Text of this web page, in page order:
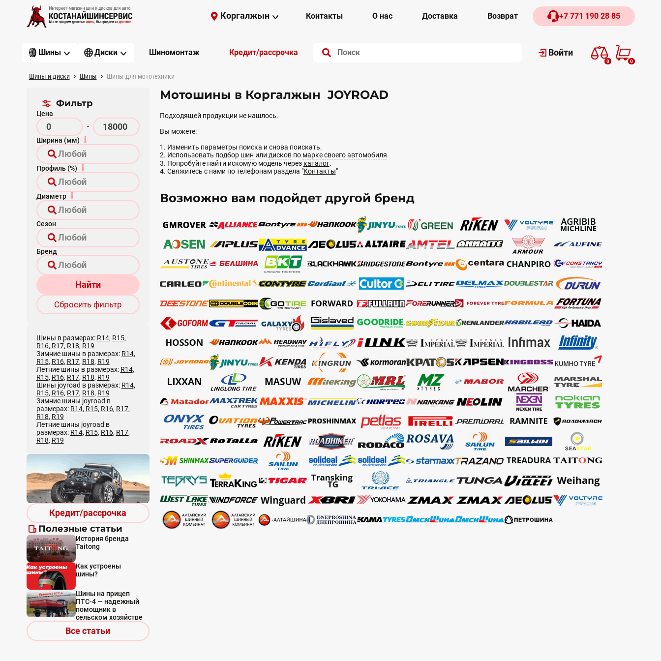
Коргалжын Контакты О нас Доставка Возврат +7 771 190 28 85
Шины Диски Шиномонтаж Кредит/рассрочка Войти
0 0
Шины и диски Шины Шины для мототехники
Фильтр
Цена
-
Ширина (мм)
Профиль (%)
Диаметр
Сезон
Бренд
Найти
Сбросить фильтр
Шины в размерах: R14, R15,
R16, R17, R18, R19
Зимние шины в размерах: R14,
R15, R16, R17, R18, R19
Летние шины в размерах: R14,
R15, R16, R17, R18, R19
Шины joyroad в размерах: R14,
R15, R16, R17, R18, R19
Зимние шины joyroad в
размерах: R14, R15, R16, R17,
R18, R19
Летние шины joyroad в
размерах: R14, R15, R16, R17,
R18, R19
Кредит/рассрочка
Полезные статьи
История бренда
Taitong
Как устроены
шины?
Шины на прицеп
ПТС-4 — надежный
помощник в
сельском хозяйстве
Все статьи
Мотошины в Коргалжын JOYROAD
Подходящей продукции не нашлось.
Вы можете:
1. Изменить параметры поиска и снова поискать.
2. Использовать подбор шин или дисковпо марке своего автомобиля.
3. Попробуйте найти искомую модель через каталог.
4. Свяжитесь с нами по телефонам раздела "Контакты"
Возможно вам подойдет другой бренд